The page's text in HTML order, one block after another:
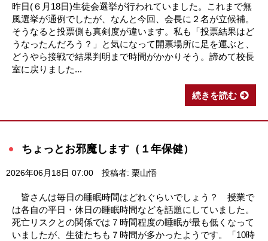
昨日(６月18日)生徒会選挙が行われていました。これまで無
風選挙が通例でしたが、なんと今回、会長に２名が立候補。
そうなると投票側も真剣度が違います。私も「投票結果はど
うなったんだろう？」と気になって開票場所に足を運ぶと、
どうやら接戦で結果判明まで時間がかかりそう。諦めて校長
室に戻りました...
続きを読む
ちょっとお邪魔します（１年保健）
2026年06月18日 07:00 投稿者: 栗山悟
皆さんは毎日の睡眠時間はどれぐらいでしょう？ 授業で
は各自の平日・休日の睡眠時間などを話題にしていました。
死亡リスクとの関係では７時間程度の睡眠が最も低くなって
いましたが、生徒たちも７時間が多かったようです。「10時